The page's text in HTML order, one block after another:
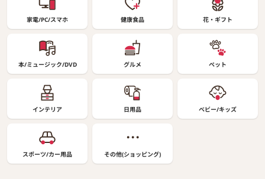
家電/PC/スマホ 健康食品 花・ギフト
本/ミュージック/DVD グルメ ペット
インテリア 日用品 ベビー/キッズ
スポーツ/カー用品 その他(ショッピング)